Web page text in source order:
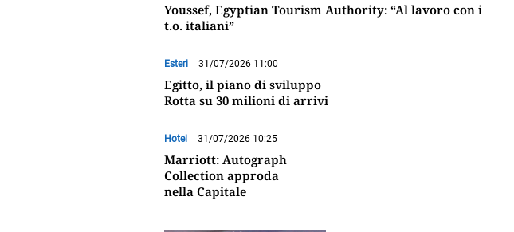
Youssef, Egyptian Tourism Authority: “Al lavoro con i
t.o. italiani”
Esteri 31/07/2026 11:00
Egitto, il piano di sviluppo
Rotta su 30 milioni di arrivi
Hotel 31/07/2026 10:25
Marriott: Autograph
Collection approda
nella Capitale